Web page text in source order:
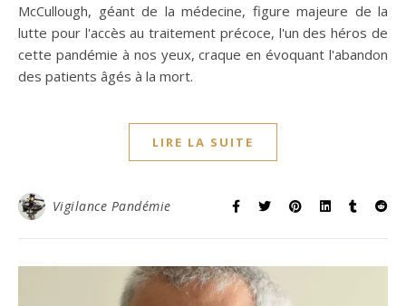
McCullough, géant de la médecine, figure majeure de la
lutte pour l'accès au traitement précoce, l'un des héros de
cette pandémie à nos yeux, craque en évoquant l'abandon
des patients âgés à la mort.
LIRE LA SUITE
Vigilance Pandémie